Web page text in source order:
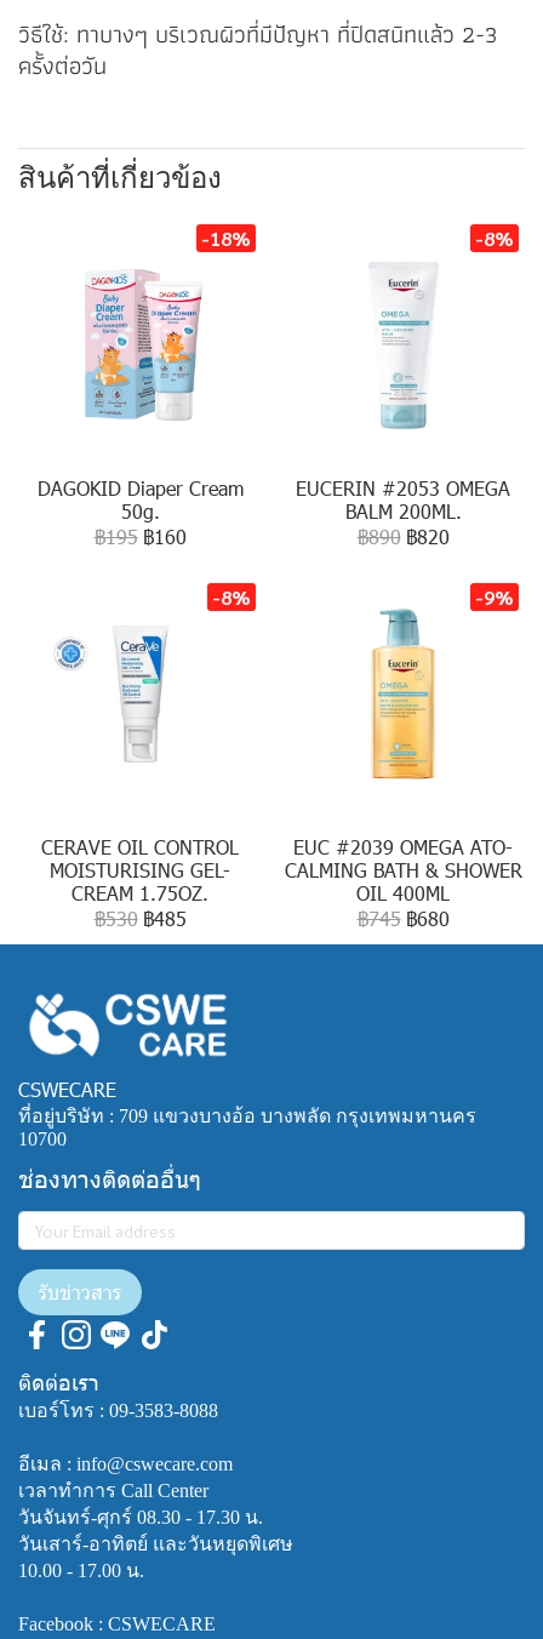
วิธีใช้: ทาบางๆ บริเวณผิวที่มีปัญหา ที่ปิดสนิทแล้ว 2-3
ครั้งต่อวัน
สินค้าที่เกี่ยวข้อง
-18%
DAGOKID Diaper Cream
50g.
฿195 ฿160
-8%
EUCERIN #2053 OMEGA
BALM 200ML.
฿890 ฿820
-8%
CERAVE OIL CONTROL
MOISTURISING GEL-
CREAM 1.75OZ.
฿530 ฿485
-9%
EUC #2039 OMEGA ATO-
CALMING BATH & SHOWER
OIL 400ML
฿745 ฿680
CSWECARE
ที่อยู่บริษัท : 709 แขวงบางอ้อ บางพลัด กรุงเทพมหานคร
10700
ช่องทางติดต่ออื่นๆ
รับข่าวสาร
ติดต่อเรา
เบอร์โทร : 09-3583-8088
อีเมล : info@cswecare.com
เวลาทำการ Call Center
วันจันทร์-ศุกร์ 08.30 - 17.30 น.
วันเสาร์-อาทิตย์ และวันหยุดพิเศษ
10.00 - 17.00 น.
Facebook : CSWECARE